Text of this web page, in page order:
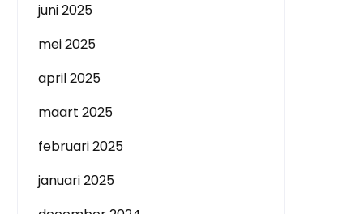
juni 2025
mei 2025
april 2025
maart 2025
februari 2025
januari 2025